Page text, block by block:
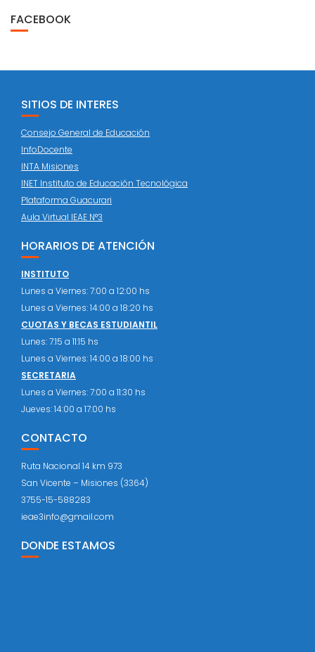
FACEBOOK
SITIOS DE INTERES
Consejo General de Educación
InfoDocente
INTA Misiones
INET Instituto de Educación Tecnológica
Plataforma Guacurari
Aula Virtual IEAE N°3
HORARIOS DE ATENCIÓN
INSTITUTO
Lunes a Viernes: 7:00 a 12:00 hs
Lunes a Viernes: 14:00 a 18:20 hs
CUOTAS Y BECAS ESTUDIANTIL
Lunes: 7:15 a 11:15 hs
Lunes a Viernes: 14:00 a 18:00 hs
SECRETARIA
Lunes a Viernes: 7:00 a 11:30 hs
Jueves: 14:00 a 17:00 hs
CONTACTO
Ruta Nacional 14 km 973
San Vicente – Misiones (3364)
3755-15-588283
ieae3info@gmail.com
DONDE ESTAMOS